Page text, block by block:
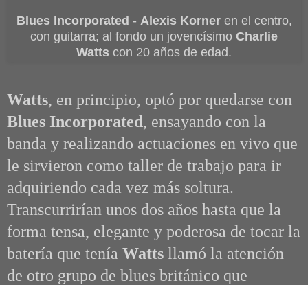
Blues Incorporated - Alexis Korneren el centro,
con guitarra; al fondo un jovencísimo Charlie
Watts con 20 años de edad.
Watts, en principio, optó por quedarse con
Blues Incorporated, ensayando con la
banda y realizando actuaciones en vivo que
le sirvieron como taller de trabajo para ir
adquiriendo cada vez más soltura.
Transcurrirían unos dos años hasta que la
forma tensa, elegante y poderosa de tocar la
batería que tenía Watts llamó la atención
de otro grupo de blues británico que